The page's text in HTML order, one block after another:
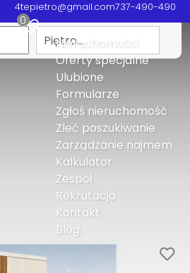
4tepietro@gmail.com737-490-490
0
Nieruchomości
Oferty specjalne
Ulubione
Formularze
Zgłoś nieruchomość
Zleć poszukiwanie
Zarządzanie najmem
Kalkulator
Zespół
Rekrutacja
Kontakt
Blog
Piętro…